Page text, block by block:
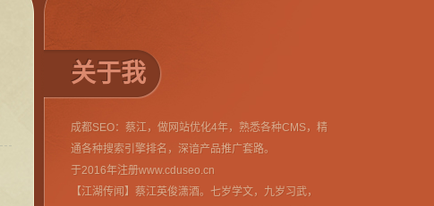
关于我
成都SEO：蔡江，做网站优化4年，熟悉各种CMS，精
通各种搜索引擎排名，深谙产品推广套路。
于2016年注册www.cduseo.cn
【江湖传闻】蔡江英俊潇酒。七岁学文，九岁习武，